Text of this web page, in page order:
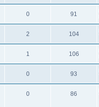
0 91
2 104
1 106
0 93
0 86